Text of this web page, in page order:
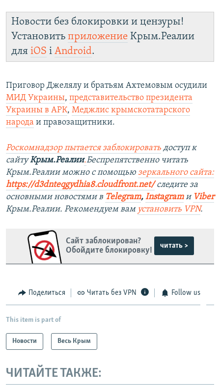
Новости без блокировки и цензуры!
Установить приложение Крым.Реалии
для iOS і Android.
Приговор Джелялу и братьям Ахтемовым осудили
МИД Украины, представительство президента
Украины в АРК, Меджлис крымскотатарского
народа и правозащитники.
Роскомнадзор пытается заблокировать доступ к
сайтуКрым.Реалии.Беспрепятственно читать
Крым.Реалии можно с помощью зеркального сайта:
https://d3dnteqgydhia8.cloudfront.net/ следите за
основными новостями в Telegram, Instagramи Viber
Крым.Реалии. Рекомендуем вам установить VPN.
Сайт заблокирован?
Обойдите блокировку!
читать >
Поделиться Читать без VPN Follow us
This item is part of
Новости Весь Крым
ЧИТАЙТЕ ТАКЖЕ: